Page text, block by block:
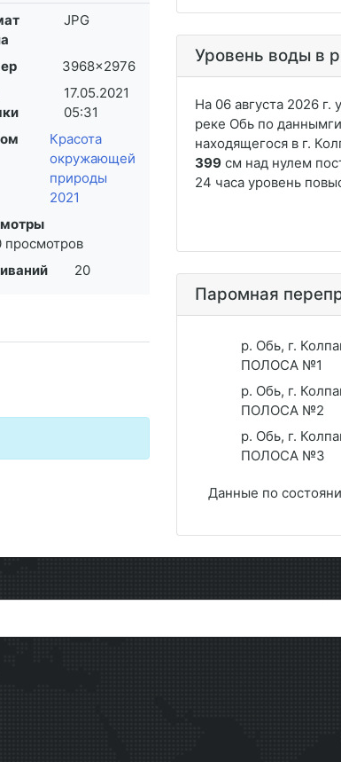
JPG
3968×2976
17.05.2021
05:31
Красота
окружающей
природы
2021
просмотров
20
Уровень воды в
Паромная
р. Обь, г.
ПОЛОСА №1
р. Обь, г.
ПОЛОСА №2
р. Обь, г.
ПОЛОСА №3
Данные по